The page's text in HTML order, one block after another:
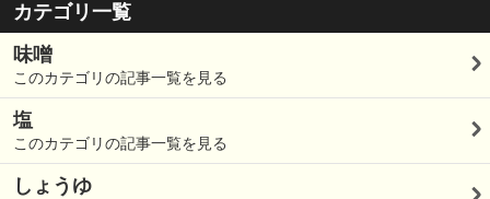
カテゴリ一覧
味噌
このカテゴリの記事一覧を見る
塩
このカテゴリの記事一覧を見る
しょうゆ